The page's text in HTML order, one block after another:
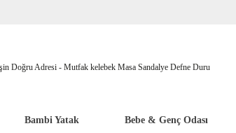
Bambi Yatak Bebe & Genç Odası